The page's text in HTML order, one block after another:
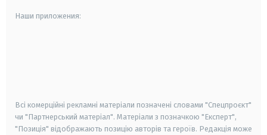
Наши приложения:
Всі комерційні рекламні матеріали позначені словами "Спецпроєкт"
чи "Партнерський матеріал". Матеріали з позначкою "Експерт",
"Позиція" відображають позицію авторів та героїв. Редакція може